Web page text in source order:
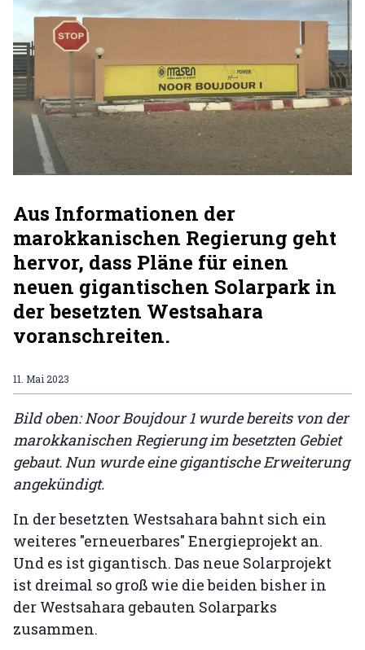
Aus Informationen der
marokkanischen Regierung geht
hervor, dass Pläne für einen
neuen gigantischen Solarpark in
der besetzten Westsahara
voranschreiten.
11. Mai 2023
Bild oben: Noor Boujdour 1 wurde bereits von der
marokkanischen Regierung im besetzten Gebiet
gebaut. Nun wurde eine gigantische Erweiterung
angekündigt.
In der besetzten Westsahara bahnt sich ein
weiteres "erneuerbares" Energieprojekt an.
Und es ist gigantisch. Das neue Solarprojekt
ist dreimal so groß wie die beiden bisher in
der Westsahara gebauten Solarparks
zusammen.